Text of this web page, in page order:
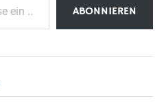
ABONNIEREN